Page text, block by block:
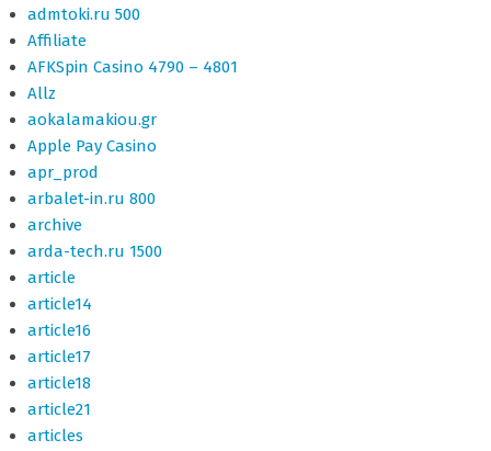
admtoki.ru 500
Affiliate
AFKSpin Casino 4790 – 4801
Allz
aokalamakiou.gr
Apple Pay Casino
apr_prod
arbalet-in.ru 800
archive
arda-tech.ru 1500
article
article14
article16
article17
article18
article21
articles